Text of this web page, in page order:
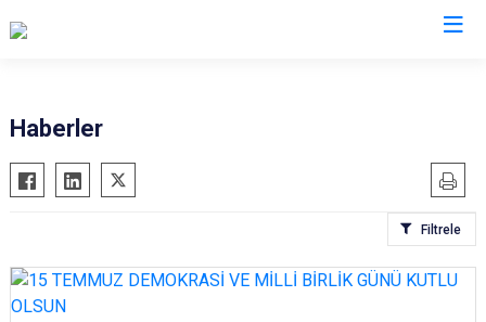
Tillo
Baykan
Kurtalan
Pervari
Haberler
Filtrele